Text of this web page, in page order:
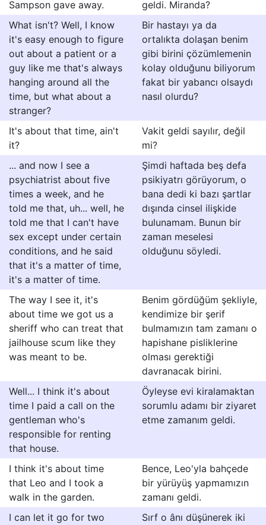
Sampson gave away.
geldi. Miranda?
What isn't? Well, I know
it's easy enough to figure
out about a patient or a
guy like me that's always
hanging around all the
time, but what about a
stranger?
Bir hastayı ya da
ortalıkta dolaşan benim
gibi birini çözümlemenin
kolay olduğunu biliyorum
fakat bir yabancı olsaydı
nasıl olurdu?
It's about that time, ain't
it?
Vakit geldi sayılır, değil
mi?
... and now I see a
psychiatrist about five
times a week, and he
told me that, uh... well, he
told me that I can't have
sex except under certain
conditions, and he said
that it's a matter of time,
it's a matter of time.
Şimdi haftada beş defa
psikiyatrı görüyorum, o
bana dedi ki bazı şartlar
dışında cinsel ilişkide
bulunamam. Bunun bir
zaman meselesi
olduğunu söyledi.
The way I see it, it's
about time we got us a
sheriff who can treat that
jailhouse scum like they
was meant to be.
Benim gördüğüm şekliyle,
kendimize bir şerif
bulmamızın tam zamanı o
hapishane pisliklerine
olması gerektiği
davranacak birini.
Well... I think it's about
time I paid a call on the
gentleman who's
responsible for renting
that house.
Öyleyse evi kiralamaktan
sorumlu adamı bir ziyaret
etme zamanım geldi.
I think it's about time
that Leo and I took a
walk in the garden.
Bence, Leo'yla bahçede
bir yürüyüş yapmamızın
zamanı geldi.
I can let it go for two
Sırf o ânı düşünerek iki